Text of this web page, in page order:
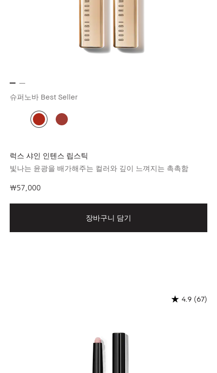
슈퍼노바 Best Seller
럭스 샤인 인텐스 립스틱
빛나는 윤광을 배가해주는 컬러와 깊이 느껴지는 촉촉함
₩57,000
장바구니 담기
4.9 (67)